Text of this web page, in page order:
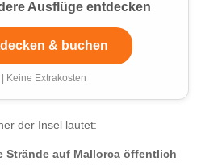
Ausflüge entdecken
& buchen
Keine Extrakosten
der Insel lautet:
Strände auf Mallorca öffentlich